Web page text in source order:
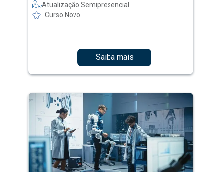
Atualização Semipresencial
Curso Novo
Saiba mais